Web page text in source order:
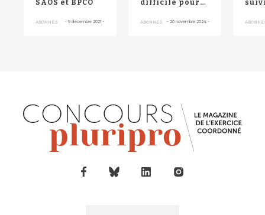
SAOS et BPCO
ABONNÉS - 9 décembre 2021 -
difficile pour
trouver...
ABONNÉS - 20 novembre 2024 -